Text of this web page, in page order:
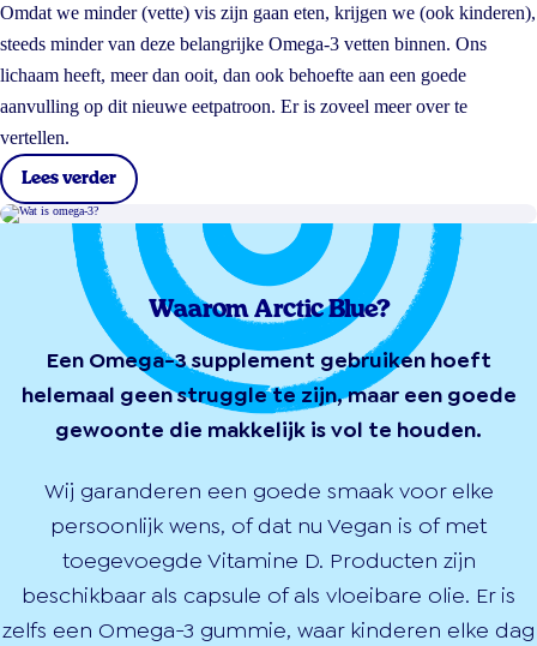
Omdat we minder (vette) vis zijn gaan eten, krijgen we (ook kinderen),
steeds minder van deze belangrijke Omega-3 vetten binnen. Ons
lichaam heeft, meer dan ooit, dan ook behoefte aan een goede
aanvulling op dit nieuwe eetpatroon. Er is zoveel meer over te
vertellen.
Lees verder
Waarom Arctic Blue?
Een Omega-3 supplement gebruiken hoeft
helemaal geen struggle te zijn, maar een goede
gewoonte die makkelijk is vol te houden.
Wij garanderen een goede smaak voor elke
persoonlijk wens, of dat nu Vegan is of met
toegevoegde Vitamine D. Producten zijn
beschikbaar als capsule of als vloeibare olie. Er is
zelfs een Omega-3 gummie, waar kinderen elke dag